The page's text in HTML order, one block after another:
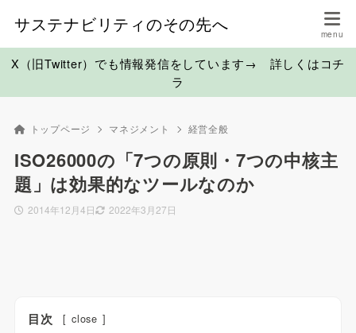
サステナビリティのその先へ
X（旧Twitter）でも情報発信をしています→ 詳しくはコチ
ラ
トップページ マネジメント 経営全般
ISO26000の「7つの原則・7つの中核主
題」は効果的なツールなのか
2014年12月4日 2022年3月27日
目次 [ close ]